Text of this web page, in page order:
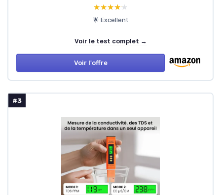
★★★★★
★★★★★
🌟 Excellent
Voir le test complet →
Voir l'offre
#3